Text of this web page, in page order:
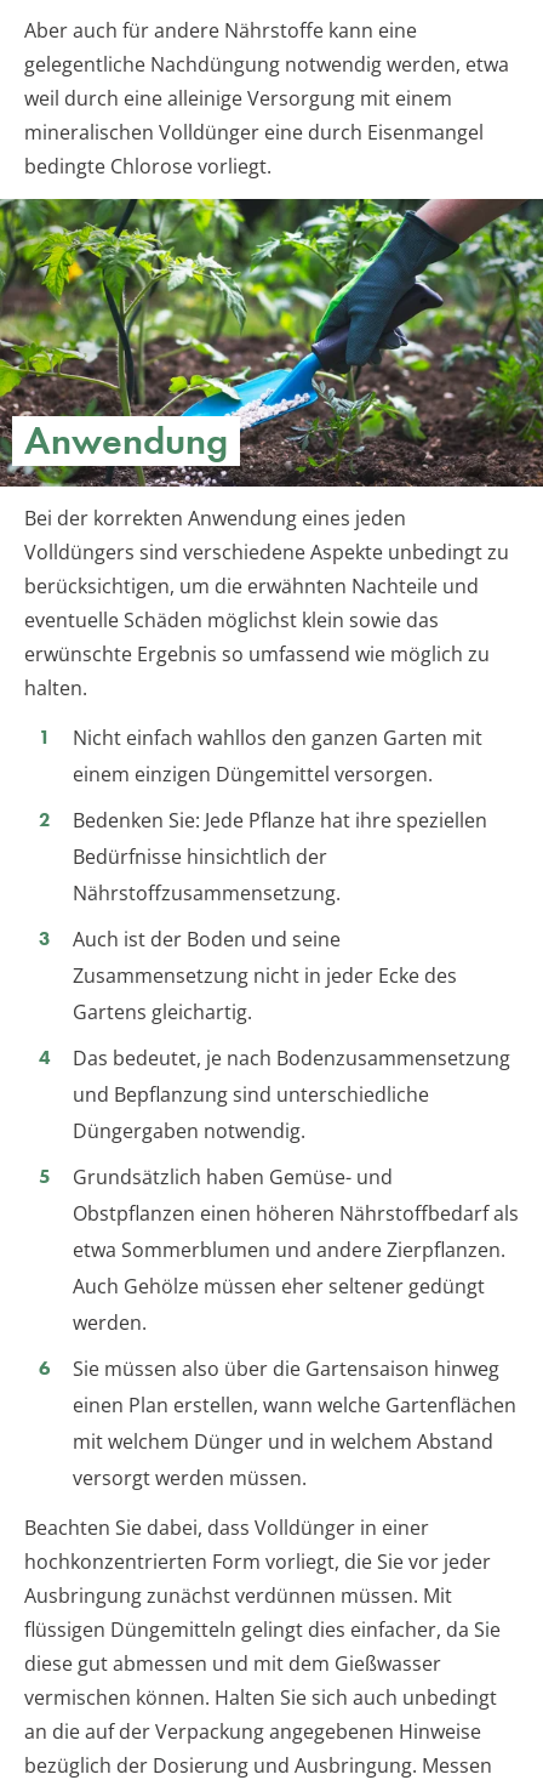
Aber auch für andere Nährstoffe kann eine
gelegentliche Nachdüngung notwendig werden, etwa
weil durch eine alleinige Versorgung mit einem
mineralischen Volldünger eine durch Eisenmangel
bedingte Chlorose vorliegt.
Anwendung
Bei der korrekten Anwendung eines jeden
Volldüngers sind verschiedene Aspekte unbedingt zu
berücksichtigen, um die erwähnten Nachteile und
eventuelle Schäden möglichst klein sowie das
erwünschte Ergebnis so umfassend wie möglich zu
halten.
Nicht einfach wahllos den ganzen Garten mit
einem einzigen Düngemittel versorgen.
Bedenken Sie: Jede Pflanze hat ihre speziellen
Bedürfnisse hinsichtlich der
Nährstoffzusammensetzung.
Auch ist der Boden und seine
Zusammensetzung nicht in jeder Ecke des
Gartens gleichartig.
Das bedeutet, je nach Bodenzusammensetzung
und Bepflanzung sind unterschiedliche
Düngergaben notwendig.
Grundsätzlich haben Gemüse- und
Obstpflanzen einen höheren Nährstoffbedarf als
etwa Sommerblumen und andere Zierpflanzen.
Auch Gehölze müssen eher seltener gedüngt
werden.
Sie müssen also über die Gartensaison hinweg
einen Plan erstellen, wann welche Gartenflächen
mit welchem Dünger und in welchem Abstand
versorgt werden müssen.
Beachten Sie dabei, dass Volldünger in einer
hochkonzentrierten Form vorliegt, die Sie vor jeder
Ausbringung zunächst verdünnen müssen. Mit
flüssigen Düngemitteln gelingt dies einfacher, da Sie
diese gut abmessen und mit dem Gießwasser
vermischen können. Halten Sie sich auch unbedingt
an die auf der Verpackung angegebenen Hinweise
bezüglich der Dosierung und Ausbringung. Messen